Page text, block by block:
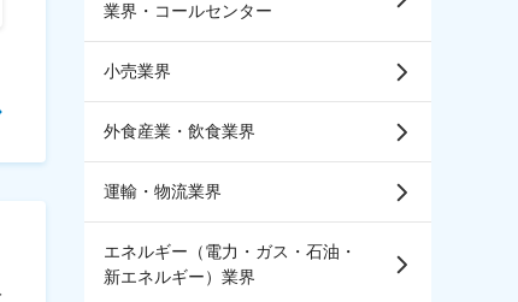
業界・コールセンター
小売業界
外食産業・飲食業界
運輸・物流業界
エネルギー（電力・ガス・石油・
新エネルギー）業界